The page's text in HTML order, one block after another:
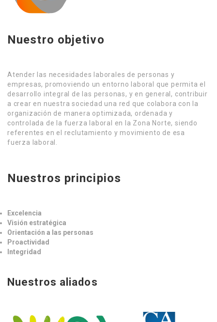
Nuestro objetivo
Atender las necesidades laborales de personas y
empresas, promoviendo un entorno laboral que permita el
desarrollo integral de las personas, y en general, contribuir
a crear en nuestra sociedad una red que colabora con la
organización de manera optimizada, ordenada y
controlada de la fuerza laboral en la Zona Norte, siendo
referentes en el reclutamiento y movimiento de esa
fuerza laboral.
Nuestros principios
Excelencia
Visión estratégica
Orientación a las personas
Proactividad
Integridad
Nuestros aliados